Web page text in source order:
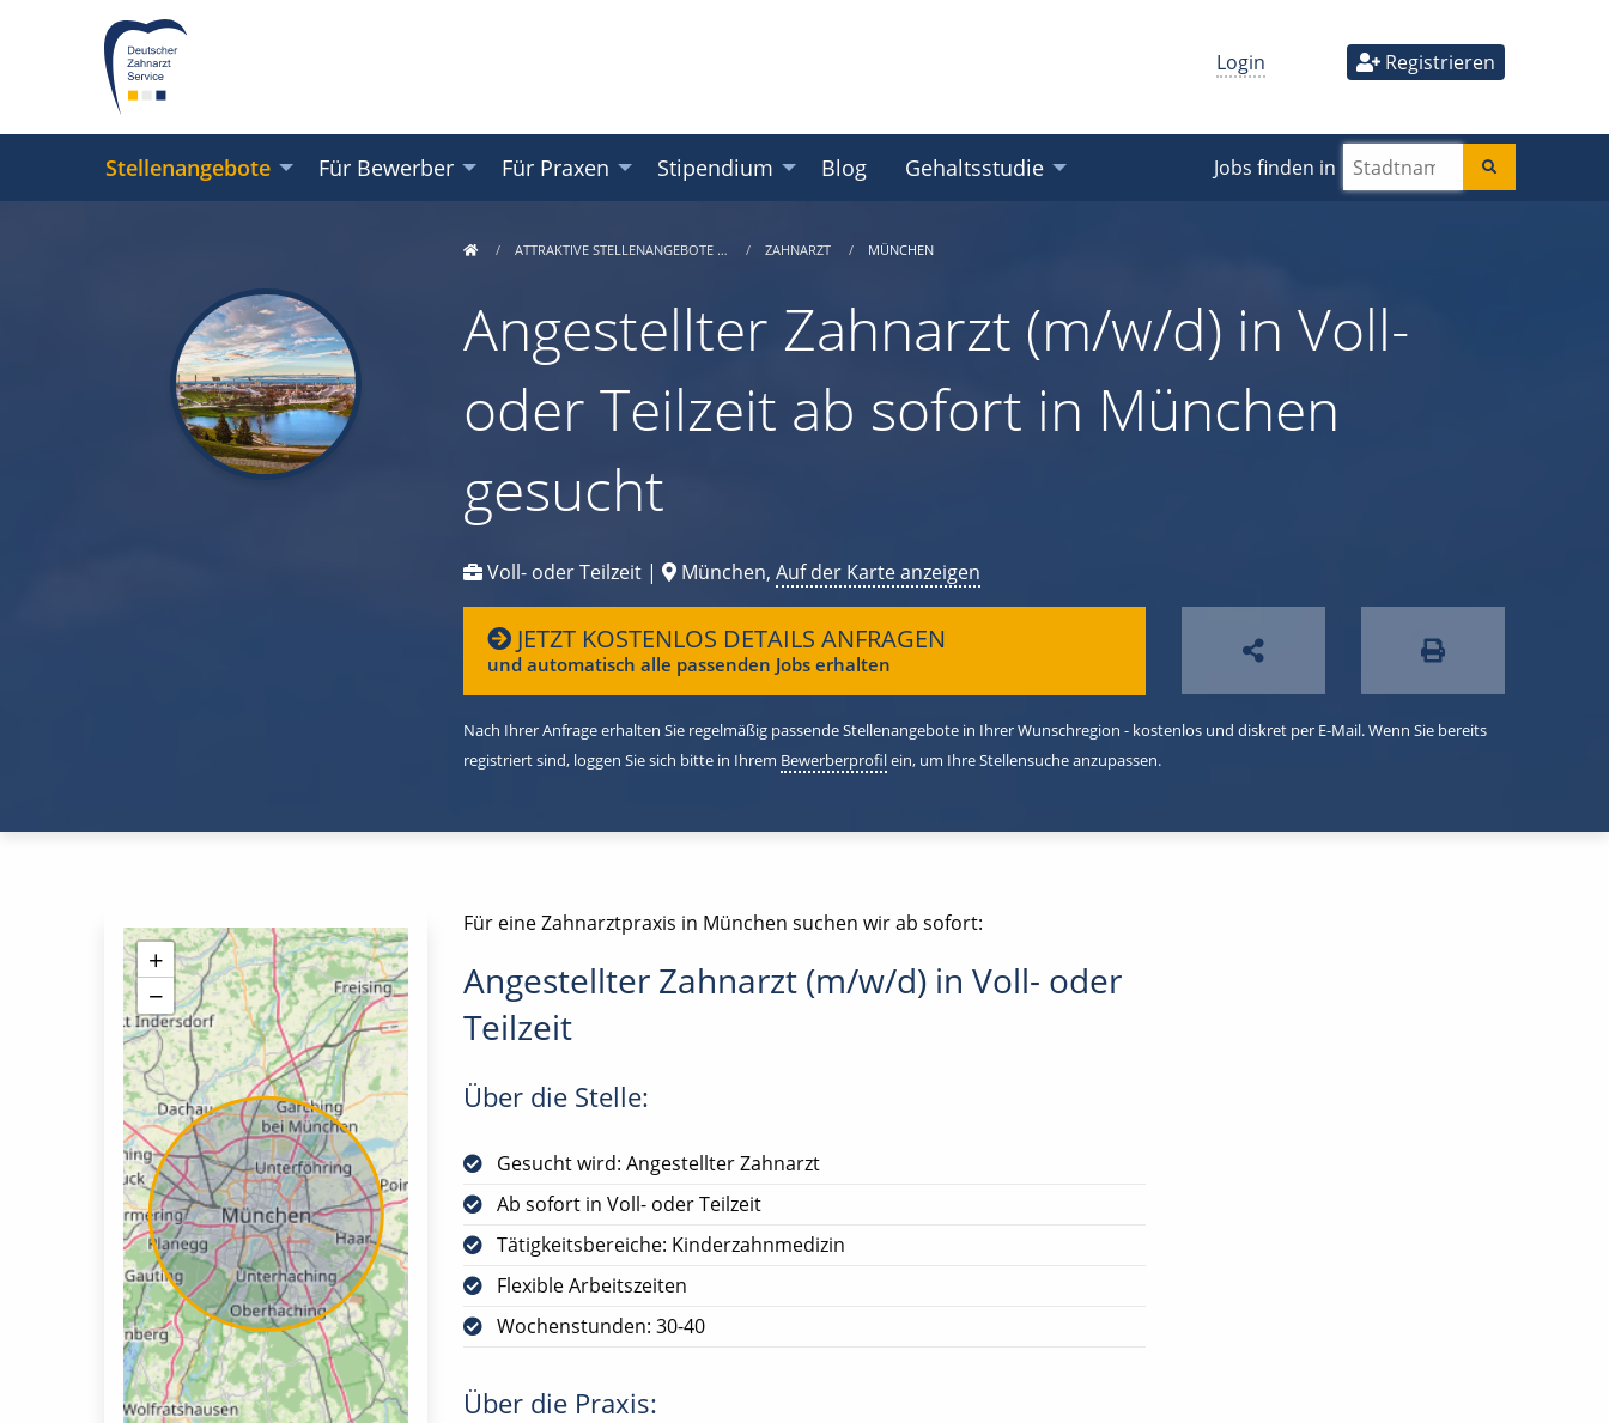
Login Registrieren
Stellenangebote Für Bewerber Für Praxen Stipendium Blog Gehaltsstudie Jobs finden in
ATTRAKTIVE STELLENANGEBOTE … ZAHNARZT MÜNCHEN
Angestellter Zahnarzt (m/w/d) in Voll-
oder Teilzeit ab sofort in München
gesucht
Voll- oder Teilzeit | München, Auf der Karte anzeigen
JETZT KOSTENLOS DETAILS ANFRAGEN
und automatisch alle passenden Jobs erhalten
Nach Ihrer Anfrage erhalten Sie regelmäßig passende Stellenangebote in Ihrer Wunschregion - kostenlos und diskret per E-Mail. Wenn Sie bereits
registriert sind, loggen Sie sich bitte in Ihrem Bewerberprofilein, um Ihre Stellensuche anzupassen.
Für eine Zahnarztpraxis in München suchen wir ab sofort:
Angestellter Zahnarzt (m/w/d) in Voll- oder
Teilzeit
Über die Stelle:
Gesucht wird: Angestellter Zahnarzt
Ab sofort in Voll- oder Teilzeit
Tätigkeitsbereiche: Kinderzahnmedizin
Flexible Arbeitszeiten
Wochenstunden: 30-40
Über die Praxis:
+
−